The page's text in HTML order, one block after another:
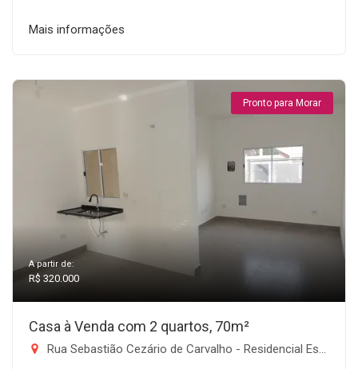
Mais informações
Pronto para Morar
A partir de:
R$ 320.000
Casa à Venda com 2 quartos, 70m²
Rua Sebastião Cezário de Carvalho - Residencial Estoril, Taubaté-SP